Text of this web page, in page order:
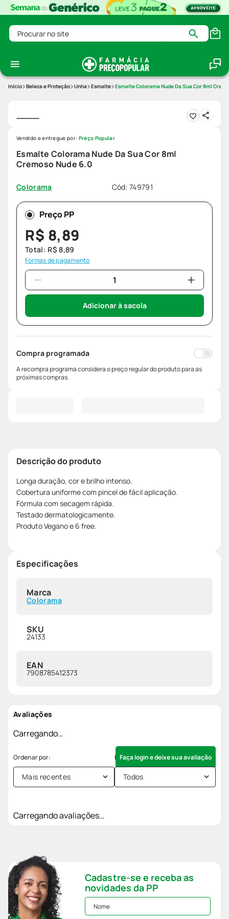
Procurar no site
Beleza e Proteção Unha Esmalte Esmalte Colorama Nude Da Sua Cor 8ml
Esmalte Colorama Nude Da Sua Cor 8ml
Cremoso Nude 6.0
Colorama Cód:749791
Vendido e entregue por: Preço Popular
Preço PP
R$ 8,89
Total: R$ 8,89
Formas de pagamento
Adicionar à sacola
Compra programada
A recompra programa considera o preço regular do produto para as
próximas compras.
Descrição do produto
Longa duração, cor e brilho intenso.
Cobertura uniforme com pincel de fácil aplicação.
Fórmula com secagem rápida.
Testado dermatologicamente.
Produto Vegano e 6 free.
Especificações
Marca
Colorama
SKU
24133
EAN
7908785412373
Avaliações
Carregando…
Faça login e deixe sua avaliação
Mais recentes Todos
Carregando avaliações…
Cadastre-se e receba as
novidades da PP